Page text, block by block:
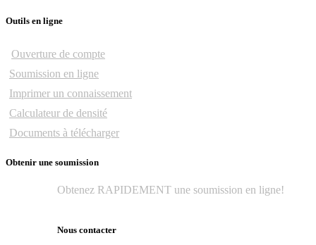
Outils en ligne
Ouverture de compte
Soumission en ligne
Imprimer un connaissement
Calculateur de densité
Documents à télécharger
Obtenir une soumission
Obtenez RAPIDEMENT une soumission en ligne!
Nous contacter